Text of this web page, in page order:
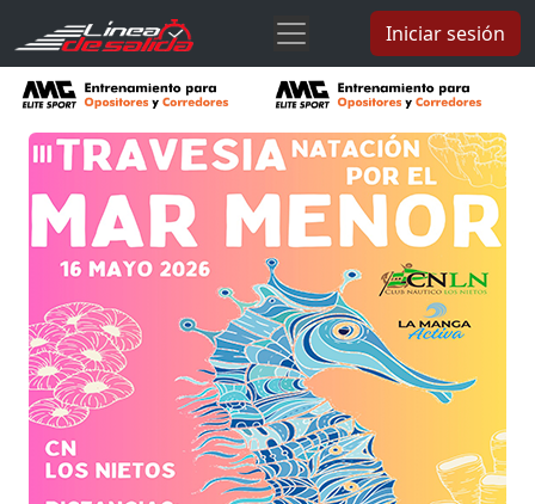
Iniciar sesión